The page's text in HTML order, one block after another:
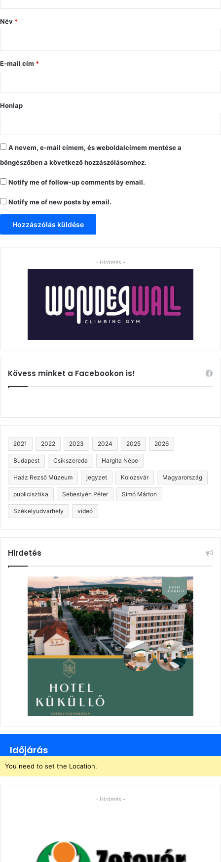
ó
s
Név *
E-mail cím *
Honlap
A nevem, e-mail címem, és weboldalcímem mentése a
böngészőben a következő hozzászólásomhoz.
Notify me of follow-up comments by email.
Notify me of new posts by email.
- Hirdetés -
Kövess minket a Facebookon is!
2021 2022 2023 2024 2025 2026
Budapest Csíkszereda Hargita Népe
Haáz Rezső Múzeum jegyzet Kolozsvár Magyarország
publicisztika Sebestyén Péter Simó Márton
Székelyudvarhely videó
Hirdetés
Időjárás
You need to set the Location.
- Hirdetés -